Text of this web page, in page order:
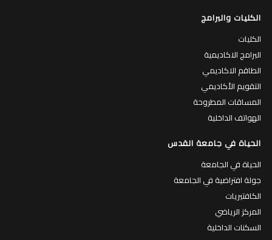
الكليات والبرامج
الكليات
البرامج الاكاديمية
الطاقم الاكاديمي
التقويم الأكاديمي
المساقات المطروحة
الهواتف الداخلية
الحياة في جامعة القدس
الحياة في الجامعة
جولة افتراضية في الجامعة
الكافتيريات
المركز الرياضي
السكنات الداخلية